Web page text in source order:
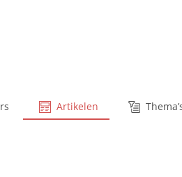
Artikelen